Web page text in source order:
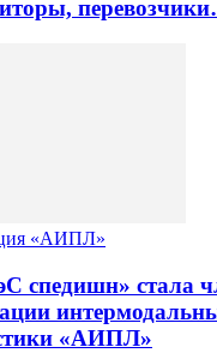
«АИПЛ»
спедишн» стала
«АИПЛ»